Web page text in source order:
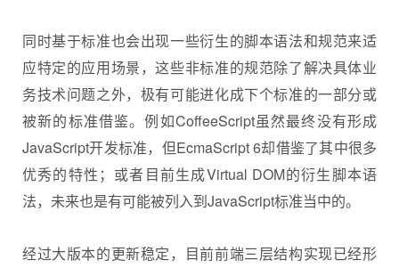
同时基于标准也会出现一些衍生的脚本语法和规范来适
应特定的应用场景，这些非标准的规范除了解决具体业
务技术问题之外，极有可能进化成下个标准的一部分或
被新的标准借鉴。例如CoffeeScript虽然最终没有形成
JavaScript开发标准，但EcmaScript 6却借鉴了其中很多
优秀的特性；或者目前生成Virtual DOM的衍生脚本语
法，未来也是有可能被列入到JavaScript标准当中的。
经过大版本的更新稳定，目前前端三层结构实现已经形